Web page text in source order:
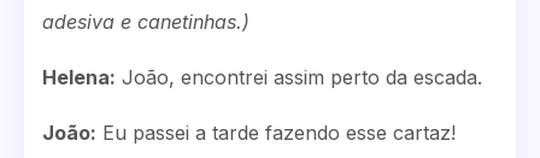
adesiva e canetinhas.)
Helena: João, encontrei assim perto da escada.
João: Eu passei a tarde fazendo esse cartaz!